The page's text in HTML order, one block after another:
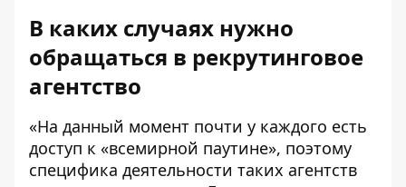
В каких случаях нужно
обращаться в рекрутинговое
агентство
«На данный момент почти у каждого есть
доступ к «всемирной паутине», поэтому
специфика деятельности таких агентств